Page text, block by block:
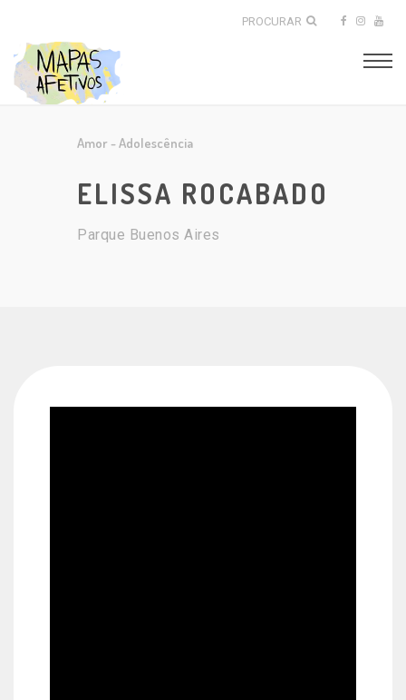
PROCURAR
Amor -Adolescência
ELISSA ROCABADO
Parque Buenos Aires